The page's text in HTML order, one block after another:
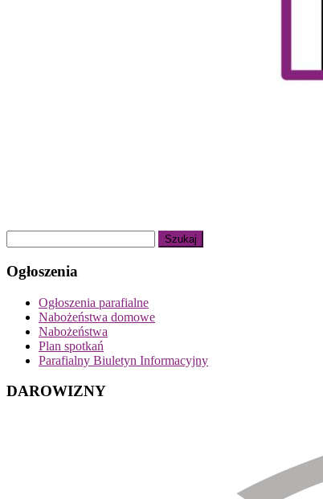
Ogłoszenia
Ogłoszenia parafialne
Nabożeństwa domowe
Nabożeństwa
Plan spotkań
Parafialny Biuletyn Informacyjny
DAROWIZNY